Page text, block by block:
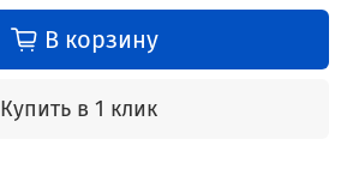
В корзину
Купить в 1 клик